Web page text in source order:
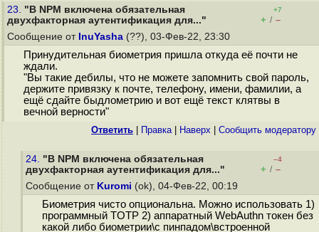
23. "В NPM включена обязательная
двухфакторная аутентификация для..."
+7
+ / –
Сообщение от InuYasha (??), 03-Фев-22, 23:30
Принудительная биометрия пришла откуда её почти не
ждали.
"Вы такие дебилы, что не можете запомнить свой пароль,
держите привязку к почте, телефону, имени, фамилии, а
ещё сдайте быдлометрию и вот ещё текст клятвы в
вечной верности"
Ответить Правка| Наверх Cообщить модератору
24. "В NPM включена обязательная
двухфакторная аутентификация для..."
–4
+ / –
Сообщение от Kuromi (ok), 04-Фев-22, 00:19
Биометрия чисто опциональна. Можно использовать 1)
программный TOTP 2) аппаратный WebAuthn токен без
какой либо биометрии\с пинпадом\встроенной